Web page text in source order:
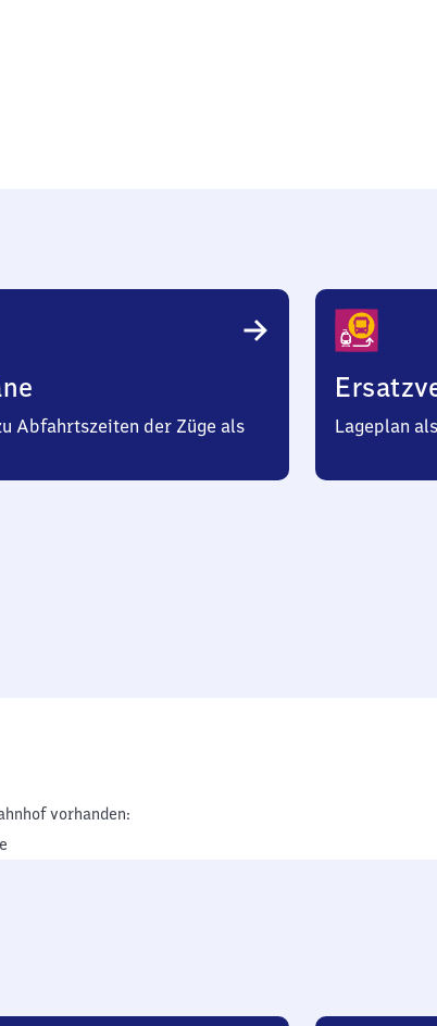
Abfahrtszeiten der Züge als
Lageplan
vorhanden: